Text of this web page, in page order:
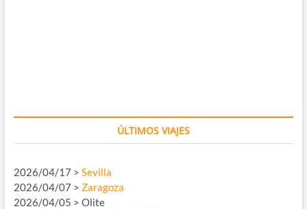
ÚLTIMOS VIAJES
2026/04/17 > Sevilla
2026/04/07 > Zaragoza
2026/04/05 > Olite